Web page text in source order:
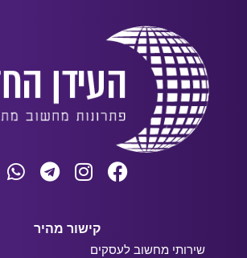
קישור מהיר
שירותי מחשוב לעסקים